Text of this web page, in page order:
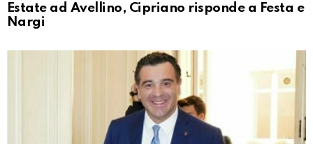
Estate ad Avellino, Cipriano risponde a Festa e
Nargi